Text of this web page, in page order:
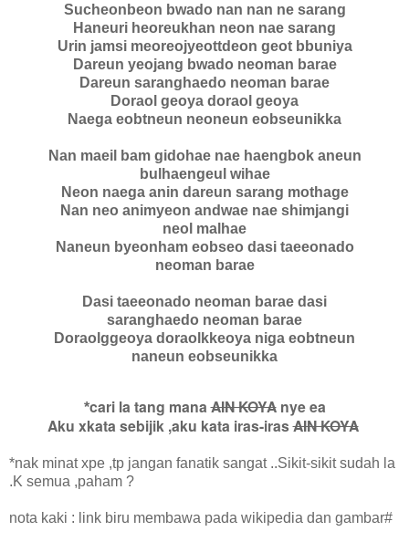
Sucheonbeon bwado nan nan ne sarang
Haneuri heoreukhan neon nae sarang
Urin jamsi meoreojyeottdeon geot bbuniya
Dareun yeojang bwado neoman barae
Dareun saranghaedo neoman barae
Doraol geoya doraol geoya
Naega eobtneun neoneun eobseunikka
Nan maeil bam gidohae nae haengbok aneun
bulhaengeul wihae
Neon naega anin dareun sarang mothage
Nan neo animyeon andwae nae shimjangi
neol malhae
Naneun byeonham eobseo dasi taeeonado
neoman barae
Dasi taeeonado neoman barae dasi
saranghaedo neoman barae
Doraolggeoya doraolkkeoya niga eobtneun
naneun eobseunikka
*cari la tang manaAIN KOYAnye ea
Aku xkata sebijik ,aku kata iras-irasAIN KOYA
*nak minat xpe ,tp jangan fanatik sangat ..Sikit-sikit sudah la
.K semua ,paham ?
nota kaki : link biru membawa pada wikipedia dan gambar#